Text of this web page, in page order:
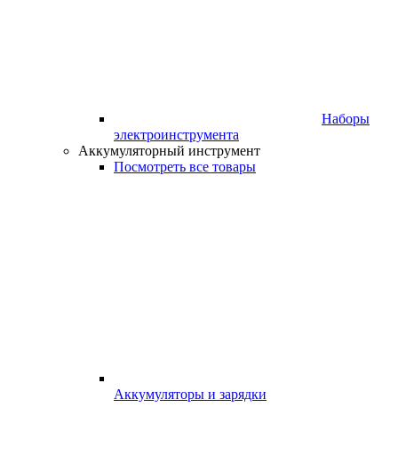
Наборы
электроинструмента
Аккумуляторный инструмент
Посмотреть все товары
Аккумуляторы и зарядки